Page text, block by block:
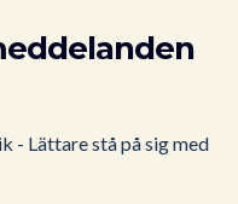
- Lättare stå på sig med